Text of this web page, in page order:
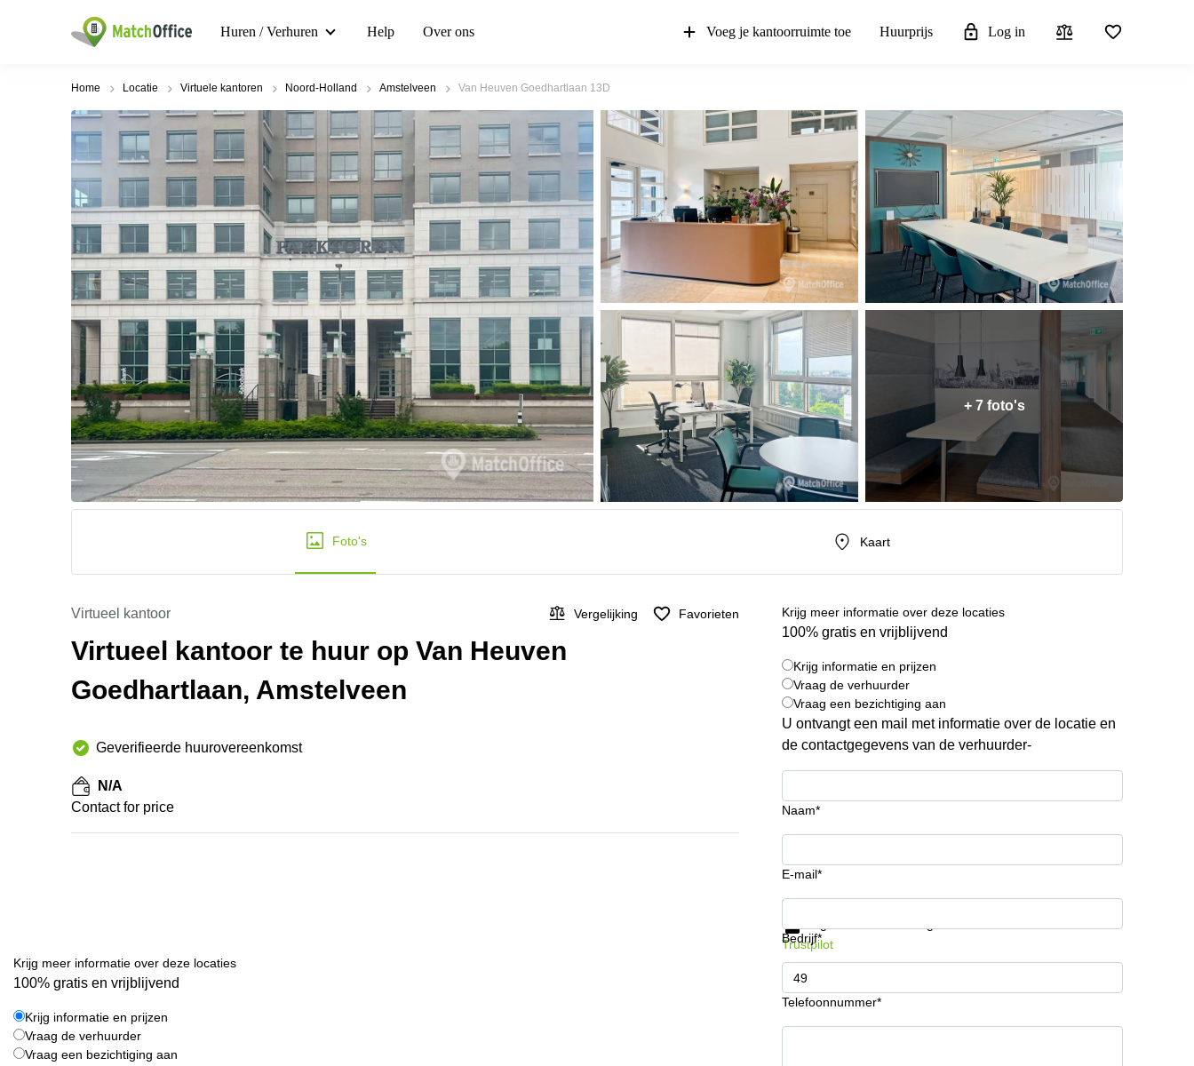
Huren / Verhuren Help Over ons Voeg je kantoorruimte toe Huurprijs Log in
Home Locatie Virtuele kantoren Noord-Holland Amstelveen Van Heuven Goedhartlaan 13D
+ 7 foto's
Foto's Kaart
Virtueel kantoor Vergelijking Favorieten
Virtueel kantoor te huur op Van Heuven
Goedhartlaan, Amstelveen
Geverifieerde huurovereenkomst
N/A
Contact for price
Krijg meer informatie over deze locaties
100% gratis en vrijblijvend
Krijg informatie en prijzen
Vraag de verhuurder
Vraag een bezichtiging aan
U ontvangt een mail met informatie over de locatie en
de contactgegevens van de verhuurder-
Naam*
E-mail*
Bedrijf*
Telefoonnummer*
Krijg informatie en prijzen
Trustpilot
Krijg meer informatie over deze locaties
100% gratis en vrijblijvend
Krijg informatie en prijzen
Vraag de verhuurder
Vraag een bezichtiging aan